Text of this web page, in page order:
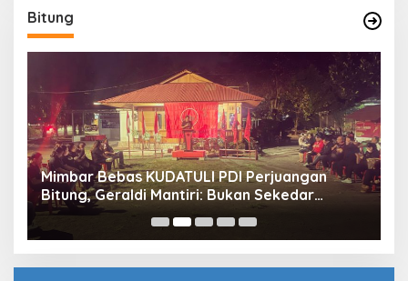
Bitung
Mimbar Bebas KUDATULI PDI Perjuangan
Bitung, Geraldi Mantiri: Bukan Sekedar
Sejarah